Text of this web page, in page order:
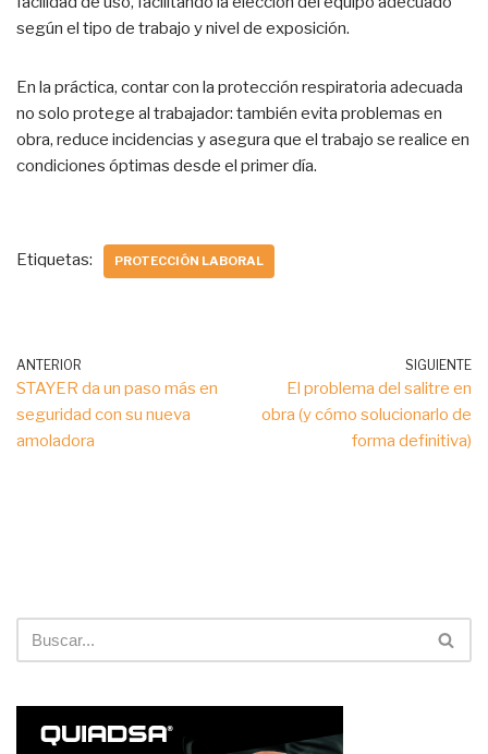
según el tipo de trabajo y nivel de exposición.
En la práctica, contar con la protección respiratoria adecuada
no solo protege al trabajador: también evita problemas en
obra, reduce incidencias y asegura que el trabajo se realice en
condiciones óptimas desde el primer día.
Etiquetas: PROTECCIÓN LABORAL
ANTERIOR
STAYER da un paso más en
seguridad con su nueva
amoladora
SIGUIENTE
El problema del salitre en
obra (y cómo solucionarlo de
forma definitiva)